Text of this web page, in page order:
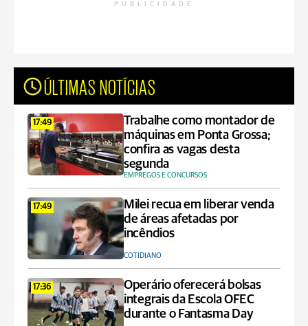
PUBLICIDADE
ÚLTIMAS NOTÍCIAS
17:49
Trabalhe como montador de
máquinas em Ponta Grossa;
confira as vagas desta
segunda
EMPREGOS E CONCURSOS
17:49
Milei recua em liberar venda
de áreas afetadas por
incêndios
COTIDIANO
17:36
Operário oferecerá bolsas
integrais da Escola OFEC
durante o Fantasma Day